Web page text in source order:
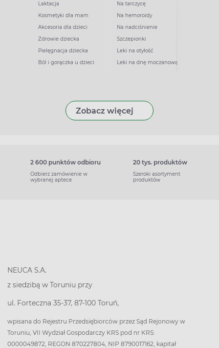
Laktacja
Kosmetyki dla mam
Akcesoria dla dzieci
Zdrowie dziecka
Pielęgnacja dziecka
Ból i gorączka u dzieci
Na tarczycę
Na hemoroidy
Na nadciśnienie
Szczepionki
Leki na otyłość
Leki na dnę moczanową
Zobacz więcej
2 600 punktów odbioru
Odbierz zamówienie w
wybranej aptece
20 tys. produktów
Szeroki asortyment
produktów
NEUCA S.A.
z siedzibą w Toruniu przy
ul. Forteczna 35-37, 87-100 Toruń,
wpisana do Rejestru Przedsiębiorców przez Sąd Rejonowy w
Toruniu, VII Wydział Gospodarczy KRS pod nr KRS:
0000049872, REGON 870227804, NIP 8790017162, kapitał